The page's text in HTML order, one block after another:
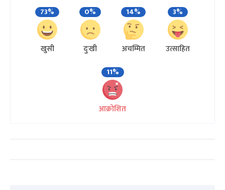
73%
खुसी
0%
दुःखी
14%
अचम्मित
3%
उत्साहित
11%
आक्रोशित